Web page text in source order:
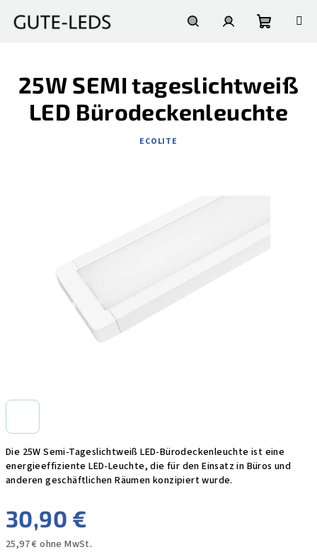
Inhalt
Die 25W Semi-Tageslichtweiß LED-Bürodeckenleuchte ist eine
energieeffiziente LED-Leuchte, die für den Einsatz in Büros und
anderen geschäftlichen Räumen konzipiert wurde.
30,90 €
25,97 € ohne MwSt.
25W SEMI tageslichtweiß
LED Bürodeckenleuchte
ECOLITE